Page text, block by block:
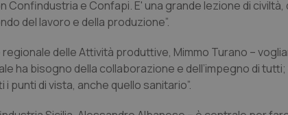
e Confapi. E' una grande lezione di civiltà,
del lavoro e della produzione”.
delle Attività produttive, Mimmo Turano –
ha bisogno della collaborazione e dell’impegno di
punti di vista, anche quello sanitario”.